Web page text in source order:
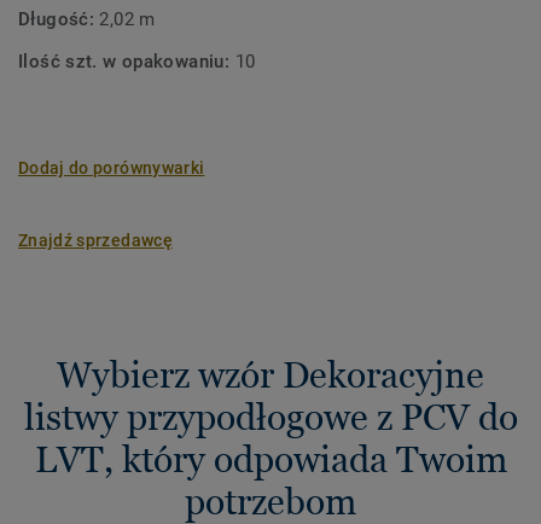
Długość: 2,02 m
Ilość szt. w opakowaniu: 10
Dodaj do porównywarki
Znajdź sprzedawcę
Wybierz wzór Dekoracyjne
listwy przypodłogowe z PCV do
LVT, który odpowiada Twoim
potrzebom